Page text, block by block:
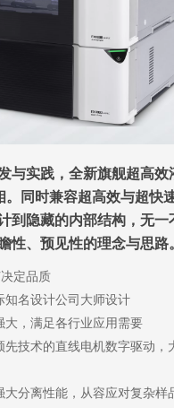
与实践，全新旗舰超高效
。同时兼容超高效与超快
到隐藏的内部结构，无一
性、预见性的理念与思路
定品质
知名设计公司大师设计
大，满足各行业应用需要
先技术的直线电机数字驱动，
大分离性能，从容应对复杂样